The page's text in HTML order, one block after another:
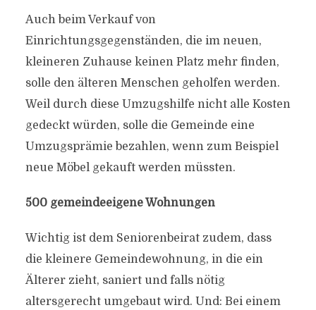
Auch beim Verkauf von
Einrichtungsgegenständen, die im neuen,
kleineren Zuhause keinen Platz mehr finden,
solle den älteren Menschen geholfen werden.
Weil durch diese Umzugshilfe nicht alle Kosten
gedeckt würden, solle die Gemeinde eine
Umzugsprämie bezahlen, wenn zum Beispiel
neue Möbel gekauft werden müssten.
500 gemeindeeigene Wohnungen
Wichtig ist dem Seniorenbeirat zudem, dass
die kleinere Gemeindewohnung, in die ein
Älterer zieht, saniert und falls nötig
altersgerecht umgebaut wird. Und: Bei einem